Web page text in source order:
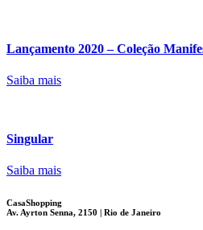
Lançamento 2020 – Coleção
Saiba mais
Singular
Saiba mais
CasaShopping
Av. Ayrton Senna, 2150 | Rio de Janeiro